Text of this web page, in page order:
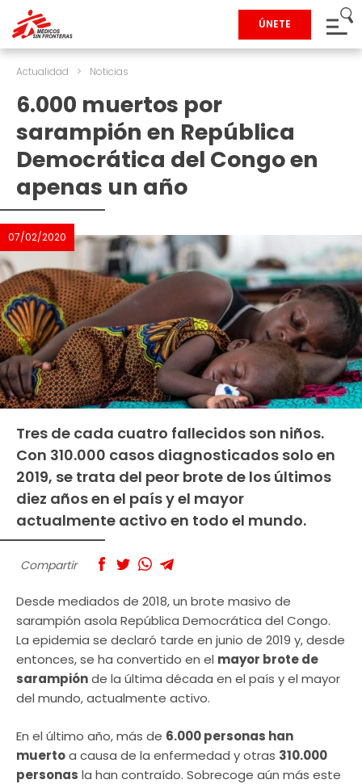
ÚNETE
Actualidad > Noticias
6.000 muertos por
sarampión en República
Democrática del Congo en
apenas un año
07/02/2020
Tres de cada cuatro fallecidos son niños.
Con 310.000 casos diagnosticados solo en
2019, se trata del peor brote de los últimos
diez años en el país y el mayor
actualmente activo en todo el mundo.
Compartir
Desde mediados de 2018, un brote masivo de
sarampión asola República Democrática del Congo.
La epidemia se declaró tarde en junio de 2019 y, desde
entonces, se ha convertido en el mayor brote de
sarampiónde la última década en el país y el mayor
del mundo, actualmente activo.
En el último año, más de 6.000 personas han
muertoa causa de la enfermedad y otras 310.000
personas la han contraído. Sobrecoge aún más este